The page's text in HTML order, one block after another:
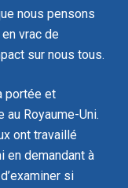
nous pensons
vrac de
sur nous tous.
portée et
au Royaume-Uni.
ont travaillé
en demandant à
si